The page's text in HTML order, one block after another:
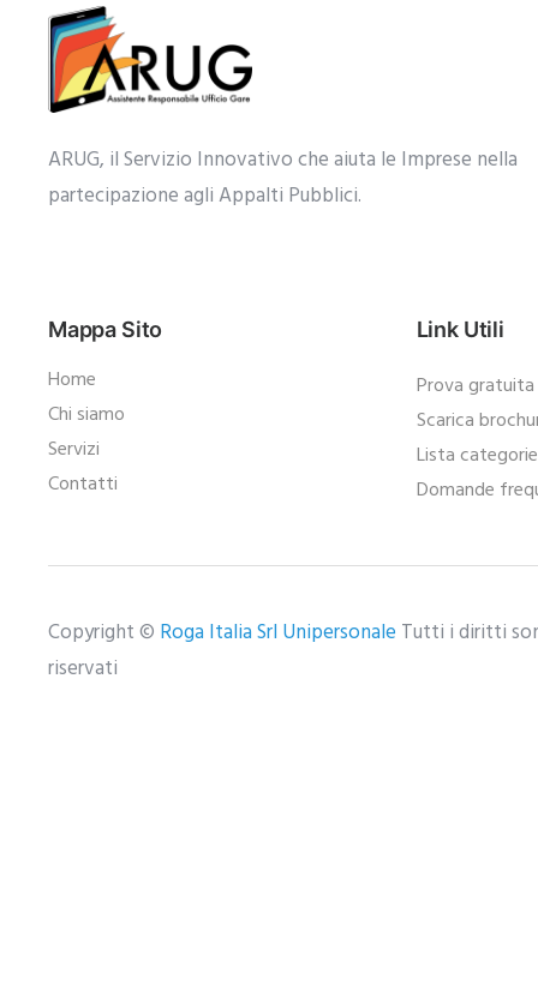
ARUG, il Servizio Innovativo che aiuta le Imprese nella
partecipazione agli Appalti Pubblici.​
Mappa Sito
Home
Chi siamo
Servizi
Contatti
Link Utili
Prova gratuita
Scarica
Lista
Domande
Copyright © Roga Italia Srl Unipersonale Tutti i diritti
riservati